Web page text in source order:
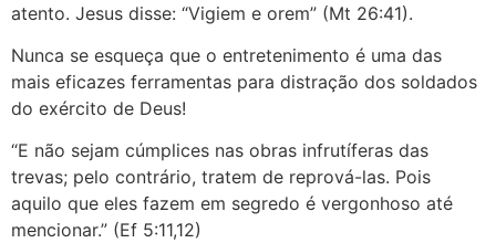
atento. Jesus disse: “Vigiem e orem” (Mt 26:41).
Nunca se esqueça que o entretenimento é uma das
mais eficazes ferramentas para distração dos soldados
do exército de Deus!
“E não sejam cúmplices nas obras infrutíferas das
trevas; pelo contrário, tratem de reprová-las. Pois
aquilo que eles fazem em segredo é vergonhoso até
mencionar.” (Ef 5:11,12)